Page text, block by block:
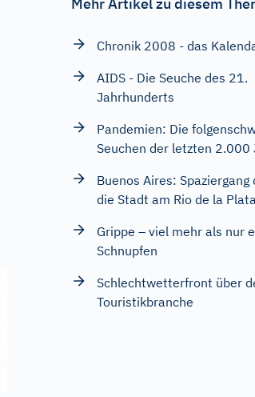
Chronik 2008 - das
AIDS - Die Seuche des 21.
Jahrhunderts
Pandemien: Die
Seuchen der letzten 2.000
Buenos Aires: Spaziergang
die Stadt am Rio de la Plata
Grippe – viel mehr als nur
Schnupfen
Schlechtwetterfront über
Touristikbranche